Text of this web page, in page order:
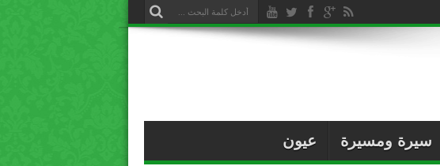
سيرة ومسيرة عيون